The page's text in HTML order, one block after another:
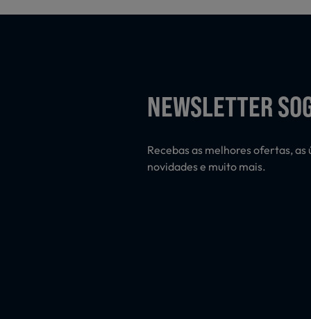
NEWSLETTER
Recebas as melhores ofertas, as
novidades e muito mais.